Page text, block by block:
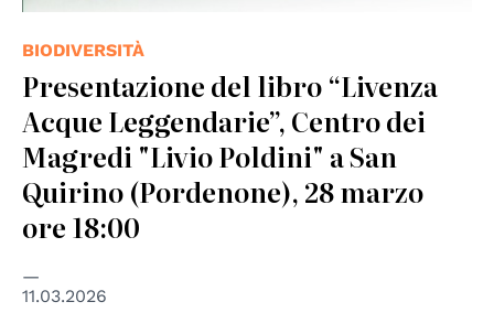
BIODIVERSITÀ
Presentazione del libro “Livenza
Acque Leggendarie”, Centro dei
Magredi "Livio Poldini" a San
Quirino (Pordenone), 28 marzo
ore 18:00
11.03.2026